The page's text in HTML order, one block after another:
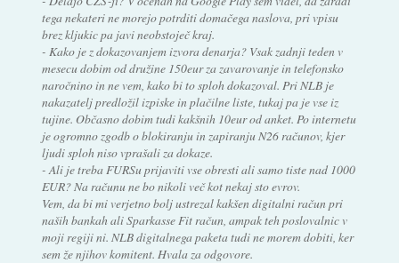
tega nekateri ne morejo potrditi domačega naslova, pri vpisu
brez kljukic pa javi neobstoječ kraj.
- Kako je z dokazovanjem izvora denarja? Vsak zadnji teden v
mesecu dobim od družine 150eur za zavarovanje in telefonsko
naročnino in ne vem, kako bi to sploh dokazoval. Pri NLB je
nakazatelj predložil izpiske in plačilne liste, tukaj pa je vse iz
tujine. Občasno dobim tudi kakšnih 10eur od anket. Po internetu
je ogromno zgodb o blokiranju in zapiranju N26 računov, kjer
ljudi sploh niso vprašali za dokaze.
- Ali je treba FURSu prijaviti vse obresti ali samo tiste nad 1000
EUR? Na računu ne bo nikoli več kot nekaj sto evrov.
Vem, da bi mi verjetno bolj ustrezal kakšen digitalni račun pri
naših bankah ali Sparkasse Fit račun, ampak teh poslovalnic v
moji regiji ni. NLB digitalnega paketa tudi ne morem dobiti, ker
sem že njihov komitent. Hvala za odgovore.